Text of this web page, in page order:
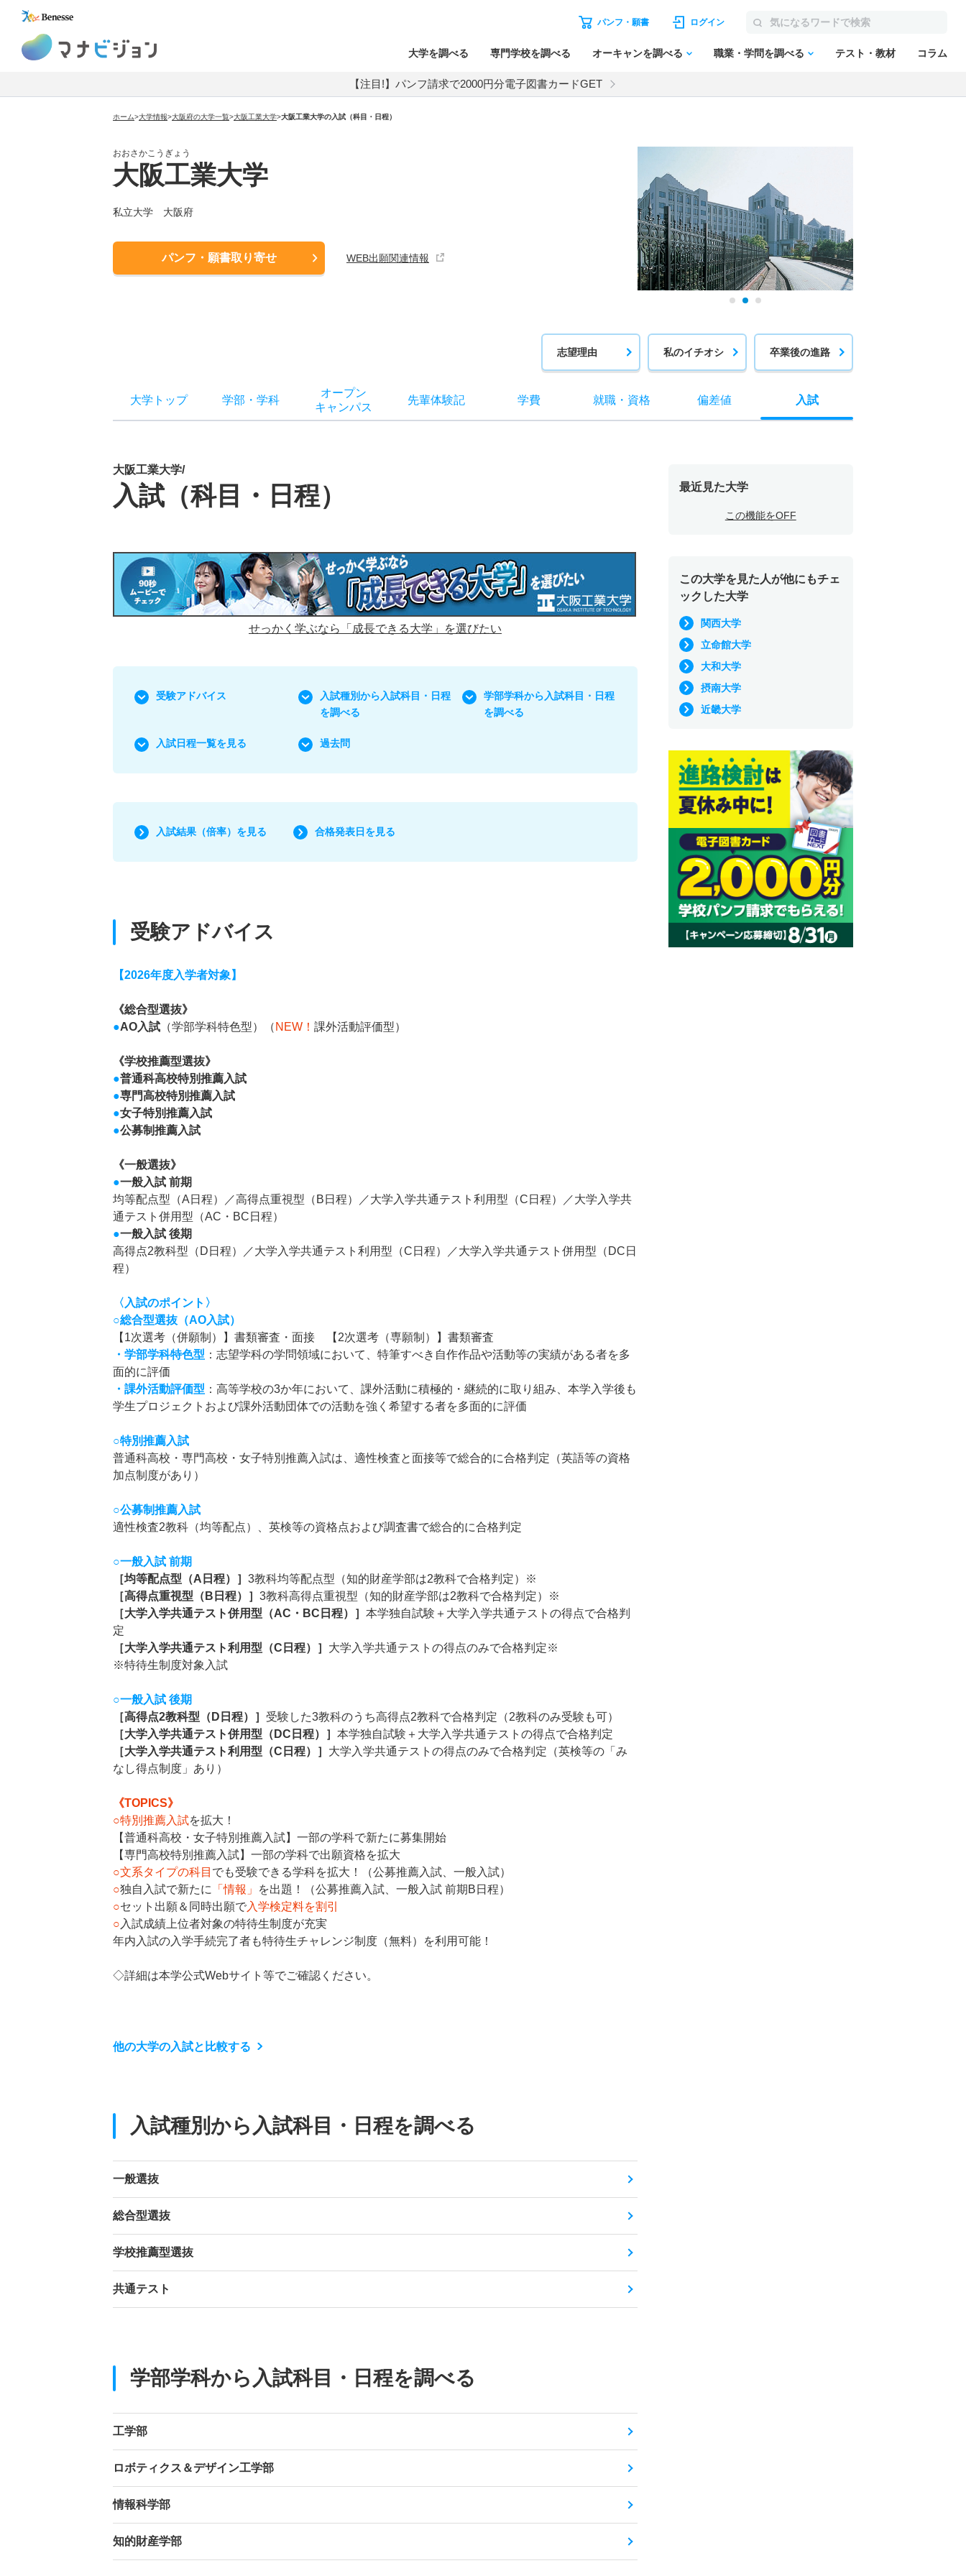
パンフ・願書 ログイン
大学を調べる 専門学校を調べる オーキャンを調べる 職業・学問を調べる テスト・教材 コラム
【注目!】パンフ請求で2000円分電子図書カードGET
ホーム>大学情報>大阪府の大学一覧>大阪工業大学>大阪工業大学の入試（科目・日程）
おおさかこうぎょう
大阪工業大学
私立大学 大阪府
パンフ・願書取り寄せ WEB出願関連情報
志望理由 私のイチオシ 卒業後の進路
大学トップ 学部 ・ 学科
オープン
キャンパス
先輩体験記 学費 就職・ 資格 偏差値 入試
大阪工業大学/
入試（科目・日程）
せっかく学ぶなら「成長できる大学」を選びたい
受験アドバイス
入試種別から入試科目・日程
を調べる
学部学科から入試科目・日程
を調べる
入試日程一覧を見る 過去問
入試結果（倍率）を見る 合格発表日を見る
受験アドバイス
【2026年度入学者対象】
《総合型選抜》
●AO入試 （学部学科特色型）（ NEW！ 課外活動評価型）
《学校推薦型選抜》
●普通科高校特別推薦入試
●専門高校特別推薦入試
●女子特別推薦入試
●公募制推薦入試
《一般選抜》
●一般入試 前期
均等配点型（A日程）／高得点重視型（B日程）／大学入学共通テスト利用型（C日程）／大学入学共
通テスト併用型（AC・BC日程）
●一般入試 後期
高得点2教科型（D日程）／大学入学共通テスト利用型（C日程）／大学入学共通テスト併用型（DC日
程）
〈入試のポイント〉
○総合型選抜（AO入試）
【1次選考（併願制）】書類審査・面接 【2次選考（専願制）】書類審査
・ 学部学科特色型 ：志望学科の学問領域において、特筆すべき自作作品や活動等の実績がある者を多
面的に評価
・ 課外活動評価型 ：高等学校の3か年において、課外活動に積極的・継続的に取り組み、本学入学後も
学生プロジェクトおよび課外活動団体での活動を強く希望する者を多面的に評価
○特別推薦入試
普通科高校・専門高校・女子特別推薦入試は、適性検査と面接等で総合的に合格判定（英語等の資格
加点制度があり）
○公募制推薦入試
適性検査2教科（均等配点）、英検等の資格点および調査書で総合的に合格判定
○一般入試 前期
［均等配点型（A日程）］ 3教科均等配点型（知的財産学部は2教科で合格判定）※
［高得点重視型（B日程）］ 3教科高得点重視型（知的財産学部は2教科で合格判定）※
［大学入学共通テスト併用型（AC・BC日程）］ 本学独自試験＋大学入学共通テストの得点で合格判
定
［大学入学共通テスト利用型（C日程）］ 大学入学共通テストの得点のみで合格判定※
※特待生制度対象入試
○一般入試 後期
［高得点2教科型（D日程）］ 受験した3教科のうち高得点2教科で合格判定（2教科のみ受験も可）
［大学入学共通テスト併用型（DC日程）］ 本学独自試験＋大学入学共通テストの得点で合格判定
［大学入学共通テスト利用型（C日程）］ 大学入学共通テストの得点のみで合格判定（英検等の「み
なし得点制度」あり）
《TOPICS》
○特別推薦入試を拡大！
【普通科高校・女子特別推薦入試】一部の学科で新たに募集開始
【専門高校特別推薦入試】一部の学科で出願資格を拡大
○文系タイプの科目 でも受験できる学科を拡大！（公募推薦入試、一般入試）
○独自入試で新たに 「情報」
を出題！（公募推薦入試、一般入試 前期B日程）
○セット出願＆同時出願で入学検定料を割引
○ 入試成績上位者対象の特待生制度が充実
年内入試の入学手続完了者も特待生チャレンジ制度（無料）を利用可能！
◇詳細は本学公式Webサイト等でご確認ください。
他の大学の入試と比較する
入試種別から入試科目・日程を調べる
一般選抜
総合型選抜
学校推薦型選抜
共通テスト
学部学科から入試科目・日程を調べる
工学部
ロボティクス＆デザイン工学部
情報科学部
知的財産学部
最近見た大学
この機能をOFF
この大学を見た人が他にもチェ
ックした大学
関西大学
立命館大学
大和大学
摂南大学
近畿大学